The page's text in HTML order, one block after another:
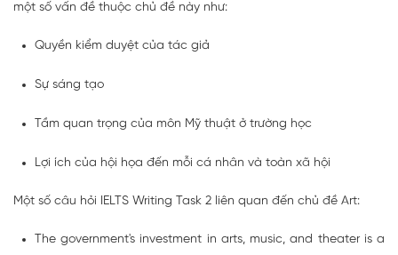
một số vấn đề thuộc chủ đề này như:
Quyền kiểm duyệt của tác giả
Sự sáng tạo
Tầm quan trọng của môn Mỹ thuật ở trường học
Lợi ích của hội họa đến mỗi cá nhân và toàn xã hội
Một số câu hỏi IELTS Writing Task 2 liên quan đến chủ đề Art:
The government's investment in arts, music, and theater is a